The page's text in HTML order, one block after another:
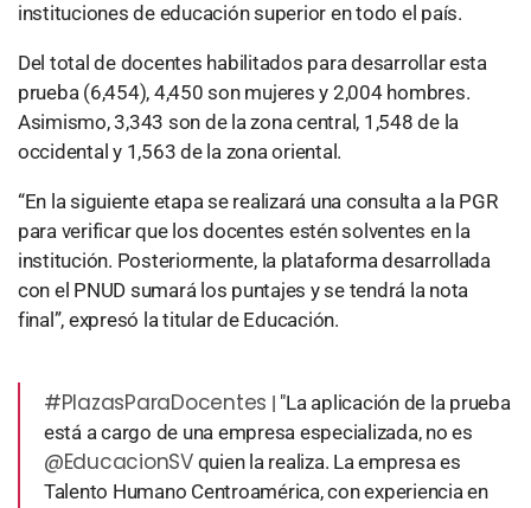
instituciones de educación superior en todo el país.
Del total de docentes habilitados para desarrollar esta
prueba (6,454), 4,450 son mujeres y 2,004 hombres.
Asimismo, 3,343 son de la zona central, 1,548 de la
occidental y 1,563 de la zona oriental.
“En la siguiente etapa se realizará una consulta a la PGR
para verificar que los docentes estén solventes en la
institución. Posteriormente, la plataforma desarrollada
con el PNUD sumará los puntajes y se tendrá la nota
final”, expresó la titular de Educación.
#PlazasParaDocentes | "La aplicación de la prueba
está a cargo de una empresa especializada, no es
@EducacionSVquien la realiza. La empresa es
Talento Humano Centroamérica, con experiencia en